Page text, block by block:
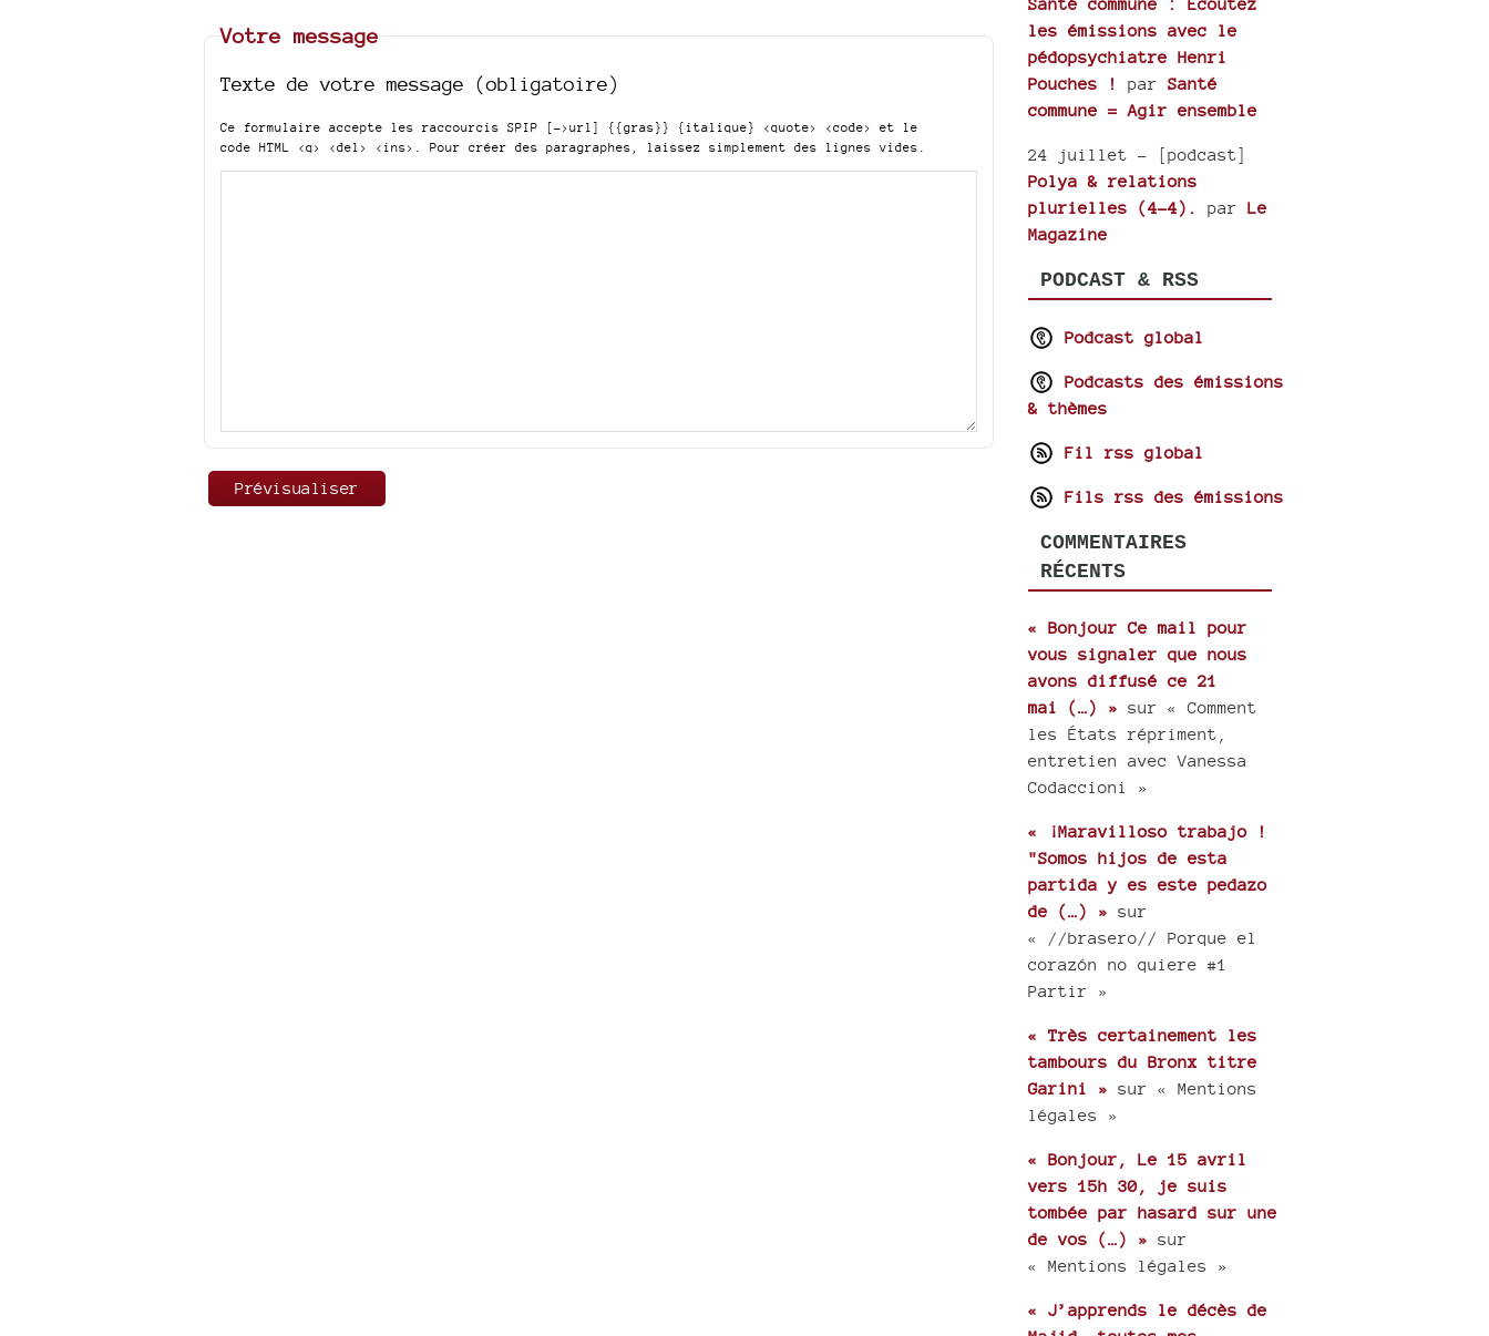
Votre message
Texte de votre message (obligatoire)
Ce formulaire accepte les raccourcis SPIP [->url] {{gras}} {italique} <quote> <code>
et le
code HTML <q> <del> <ins> . Pour créer des paragraphes, laissez simplement des lignes vides.
les émissions avec le
pédopsychiatre Henri
Pouches !
parSanté
commune = Agir ensemble
24 juillet- [podcast]
Polya & relations
plurielles (4-4).
parLe
Magazine
PODCAST & RSS
Podcast global
Podcasts des émissions
& thèmes
Fil rss global
Fils rss des émissions
COMMENTAIRES
RÉCENTS
« Bonjour Ce mail pour
vous signaler que nous
avons diffusé ce 21
mai (…) » sur « Comment
les États répriment,
entretien avec Vanessa
Codaccioni »
« ¡Maravilloso trabajo !
"Somos hijos de esta
partida y es este pedazo
de (…) » sur
« //brasero// Porque el
corazón no quiere #1
Partir »
« Très certainement les
tambours du Bronx titre
Garini » sur « Mentions
légales »
« Bonjour, Le 15 avril
vers 15h 30, je suis
tombée par hasard sur une
de vos (…) » sur
« Mentions légales »
« J’apprends le décès de